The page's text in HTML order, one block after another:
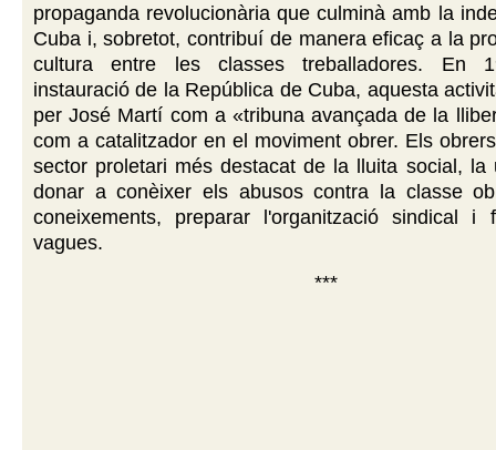
propaganda revolucionària que culminà amb la
Cuba i, sobretot, contribuí de manera eficaç a la
cultura entre les classes treballadores. En
instauració de la República de Cuba, aquesta
per José Martí com a «tribuna avançada de la
com a catalitzador en el moviment obrer. Els
sector proletari més destacat de la lluita social, la
donar a conèixer els abusos contra la classe
coneixements, preparar l'organització sindical i
vagues.
***